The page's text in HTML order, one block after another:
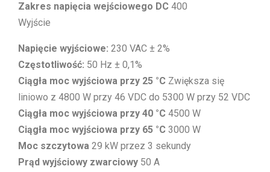
Zakres napięcia wejściowego DC 400
Wyjście
Napięcie wyjściowe: 230 VAC ± 2%
Częstotliwość: 50 Hz ± 0,1%
Ciągła moc wyjściowa przy 25 °C Zwiększa się
liniowo z 4800 W przy 46 VDC do 5300 W przy 52 VDC
Ciągła moc wyjściowa przy 40 °C 4500 W
Ciągła moc wyjściowa przy 65 °C 3000 W
Moc szczytowa 29 kW przez 3 sekundy
Prąd wyjściowy zwarciowy 50 A